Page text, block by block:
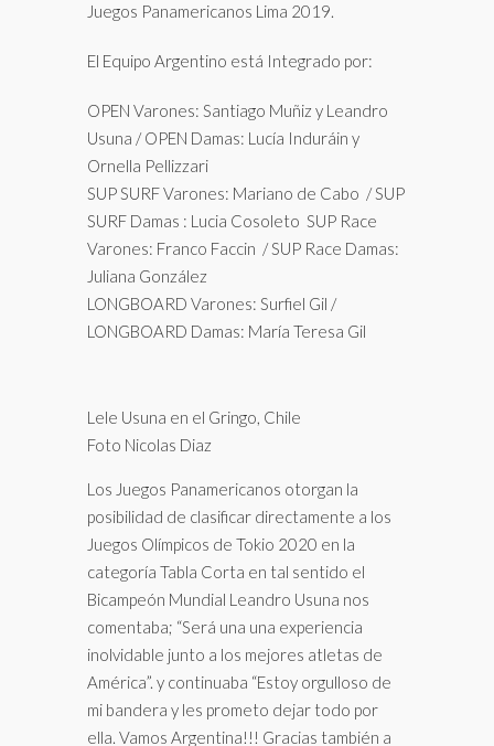
Juegos Panamericanos Lima 2019.
El Equipo Argentino está Integrado por:
OPEN Varones: Santiago Muñiz y Leandro
Usuna / OPEN Damas: Lucía Induráin y
Ornella Pellizzari
SUP SURF Varones: Mariano de Cabo / SUP
SURF Damas : Lucia Cosoleto SUP Race
Varones: Franco Faccin / SUP Race Damas:
Juliana González
LONGBOARD Varones: Surfiel Gil /
LONGBOARD Damas: María Teresa Gil
Lele Usuna en el Gringo, Chile
Foto Nicolas Diaz
Los Juegos Panamericanos otorgan la
posibilidad de clasificar directamente a los
Juegos Olímpicos de Tokio 2020 en la
categoría Tabla Corta en tal sentido el
Bicampeón Mundial Leandro Usuna nos
comentaba; “Será una una experiencia
inolvidable junto a los mejores atletas de
América”. y continuaba “Estoy orgulloso de
mi bandera y les prometo dejar todo por
ella. Vamos Argentina!!! Gracias también a